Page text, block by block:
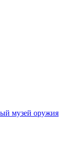
музей оружия